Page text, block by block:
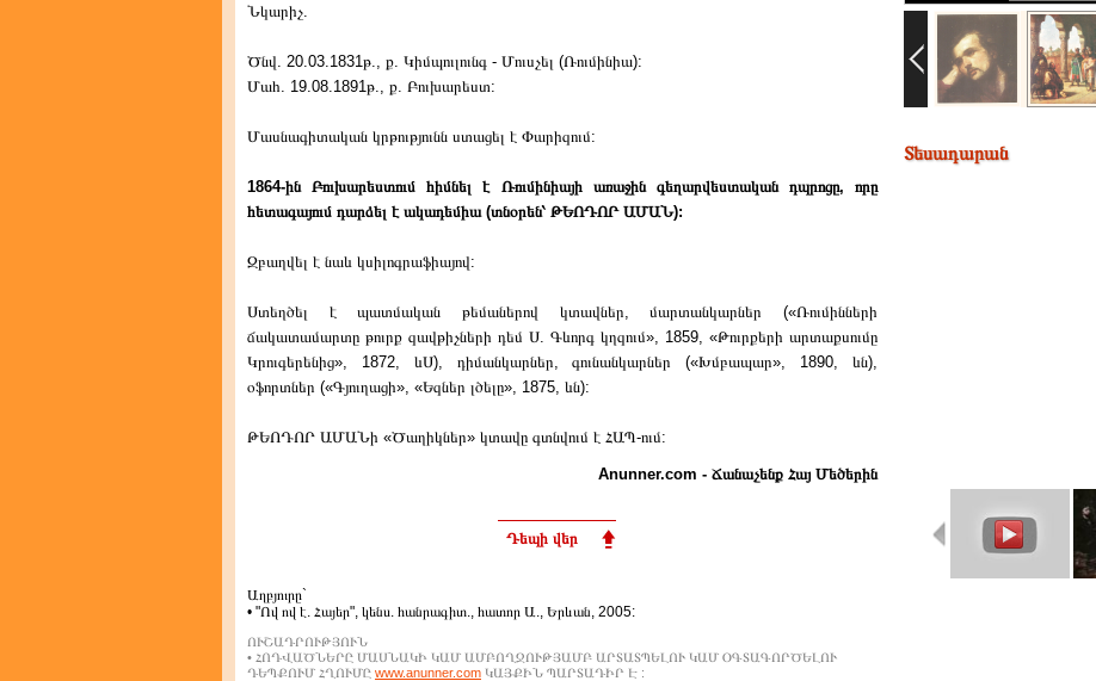
Նկարիչ.
Ծնվ. 20.03.1831թ., ք. Կիմպուլունգ - Մուսչել (Ռումինիա):
Մահ. 19.08.1891թ., ք. Բուխարեստ:
Մասնագիտական կրթությունն ստացել է Փարիզում:
1864-ին Բուխարեստում հիմնել է Ռումինիայի առաջին գեղարվեստական դպրոցը, որը
հետագայում դարձել է ակադեմիա (տնօրեն՝ ԹԵՈԴՈՐ ԱՄԱՆ):
Զբաղվել է նաև կսիլոգրաֆիայով:
Ստեղծել է պատմական թեմաներով կտավներ, մարտանկարներ («Ռումինների
ճակատամարտը թուրք զավթիչների դեմ Ս. Գևորգ կղզում», 1859, «Թուրքերի արտաքսումը
Կրուգերենից», 1872, ևՍ), դիմանկարներ, գունանկարներ («Խմբապար», 1890, ևն),
օֆորտներ («Գյուղացի», «Եզներ լծելը», 1875, ևն):
ԹԵՈԴՈՐ ԱՄԱՆի «Ծաղիկներ» կտավը գտնվում է ՀԱՊ-ում:
Anunner.com - Ճանաչենք Հայ Մեծերին
Դեպի վեր
Աղբյուրը`
• "Ով ով է. Հայեր", կենս. հանրագիտ., հատոր Ա., Երևան, 2005:
ՈՒՇԱԴՐՈՒԹՅՈՒՆ
• ՀՈԴՎԱԾՆԵՐԸ ՄԱՍՆԱԿԻ ԿԱՄ ԱՄԲՈՂՋՈՒԹՅԱՄԲ ԱՐՏԱՏՊԵԼՈՒ ԿԱՄ ՕԳՏԱԳՈՐԾԵԼՈՒ
ԴԵՊՔՈՒՄ ՀՂՈՒՄԸ www.anunner.com ԿԱՅՔԻՆ ՊԱՐՏԱԴԻՐ Է :
Տեսադարան